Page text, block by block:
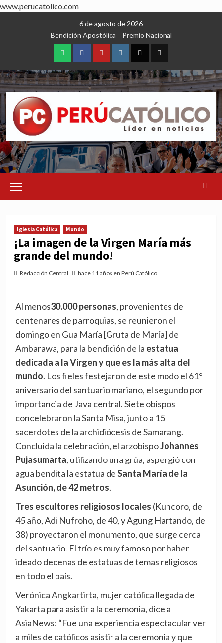
www.perucatolico.com
6 de agosto de 2026
Bendición Apostólica
Premio Nacional
WhatsAppFacebookYoutubeInstagram
X TikTok
Menu
Iglesia Católica Mundo
¡La imagen de la Virgen María más
grande del mundo!
Redacción Central hace 11 años en Perú Católico
Al menos30.000 personas, provenientes de
centenares de parroquias, se reunieron el
domingo en Gua María [Gruta de María] de
Ambarawa, para la bendición de la estatua
dedicada a la Virgen y que es la más alta del
mundo. Los fieles festejaron de este modo el 61°
aniversario del santuario mariano, el segundo por
importancia de Java central. Siete obispos
concelebraron la Santa Misa, junto a 15
sacerdotes de la archidiócesis de Samarang.
Concluida la celebración, el arzobispoJohannes
Pujasumarta, utilizando una grúa, aspergió con
agua bendita la estatua deSanta María de la
Asunción, de 42 metros.
Tres escultores religiosos locales (Kuncoro, de
45 año, Adi Nufroho, de 40, y Agung Hartando, de
38) proyectaron el monumento, que surge cerca
del santuario. El trío es muy famoso por haber
ideado decenas de estatuas de temas religiosos
en todo el país.
Verónica Angkartirta, mujer católica llegada de
Yakarta para asistir a la ceremonia, dice a
AsiaNews: “Fue una experiencia espectacular ver
a miles de católicos asistir a la ceremonia y que